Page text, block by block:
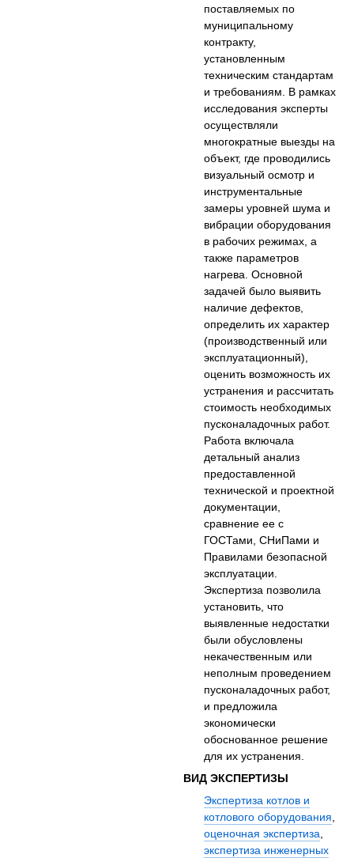
поставляемых по
муниципальному
контракту,
установленным
техническим стандартам
и требованиям. В рамках
исследования эксперты
осуществляли
многократные выезды на
объект, где проводились
визуальный осмотр и
инструментальные
замеры уровней шума и
вибрации оборудования
в рабочих режимах, а
также параметров
нагрева. Основной
задачей было выявить
наличие дефектов,
определить их характер
(производственный или
эксплуатационный),
оценить возможность их
устранения и рассчитать
стоимость необходимых
пусконаладочных работ.
Работа включала
детальный анализ
предоставленной
технической и проектной
документации,
сравнение ее с
ГОСТами, СНиПами и
Правилами безопасной
эксплуатации.
Экспертиза позволила
установить, что
выявленные недостатки
были обусловлены
некачественным или
неполным проведением
пусконаладочных работ,
и предложила
экономически
обоснованное решение
для их устранения.
ВИД ЭКСПЕРТИЗЫ
Экспертиза котлов и
котлового оборудования,
оценочная экспертиза,
экспертиза инженерных